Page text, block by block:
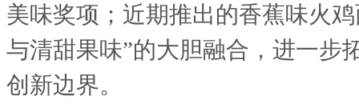
美味奖项；近期推出的香蕉味火
与清甜果味”的大胆融合，进一步
创新边界。